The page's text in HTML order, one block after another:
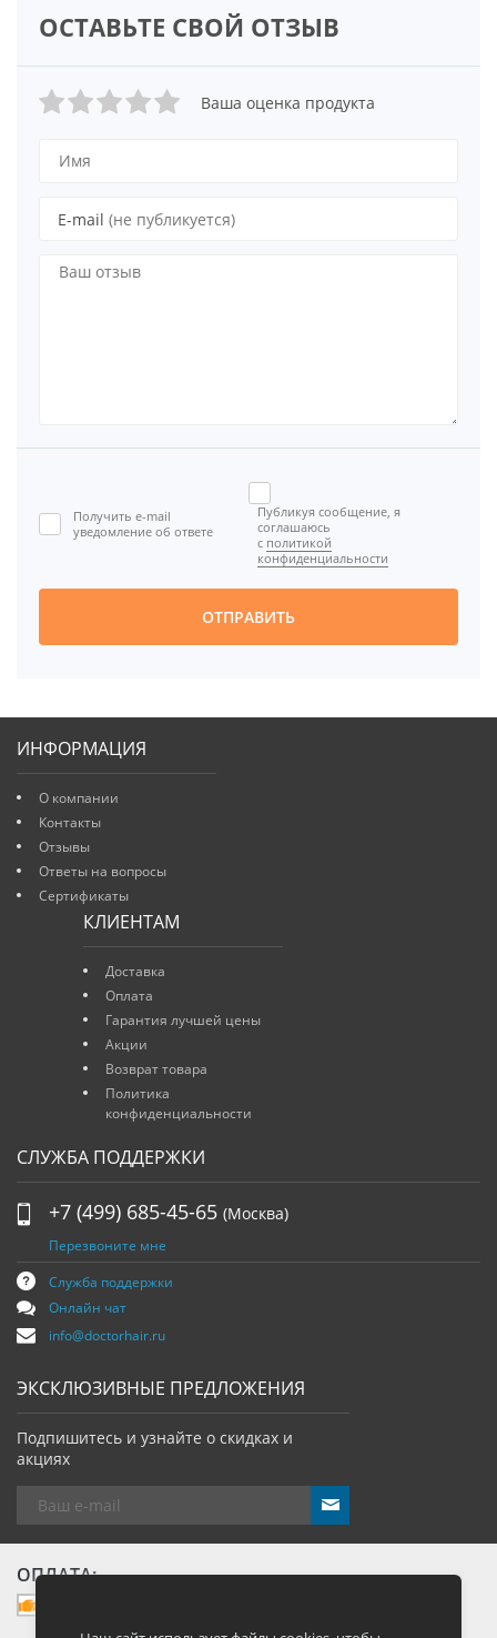
ОСТАВЬТЕ СВОЙ ОТЗЫВ
Ваша оценка продукта
E-mail (не публикуется)
Получить e-mail
уведомление об ответе
Публикуя сообщение, я
соглашаюсь
с политикой
конфиденциальности
ОТПРАВИТЬ
ИНФОРМАЦИЯ
О компании
Контакты
Отзывы
Ответы на вопросы
Сертификаты
КЛИЕНТАМ
Доставка
Оплата
Гарантия лучшей цены
Акции
Возврат товара
Политика
конфиденциальности
СЛУЖБА ПОДДЕРЖКИ
+7 (499) 685-45-65 (Москва)
Перезвоните мне
Служба поддержки
Онлайн чат
info@doctorhair.ru
ЭКСКЛЮЗИВНЫЕ ПРЕДЛОЖЕНИЯ
Подпишитесь и узнайте о скидках и
акциях
send
ОПЛАТА: